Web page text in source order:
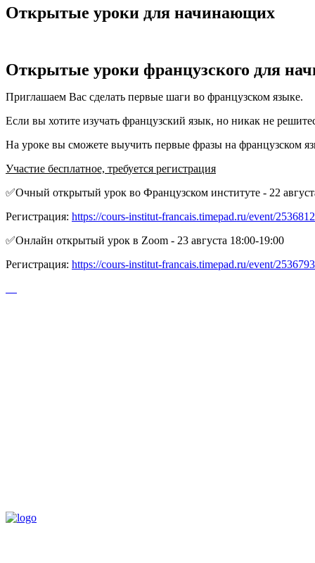
Открытые уроки для начинающих
Открытые уроки французского для
Приглашаем Вас сделать первые шаги во французском языке.
Если вы хотите изучать французский язык, но никак не
На уроке вы сможете выучить первые фразы на французском
Участие бесплатное, требуется регистрация
✅Очный открытый урок во Французском институте - 22
Регистрация: https://cours-institut-francais.timepad.ru/event/
✅Онлайн открытый урок в Zoom - 23 августа 18:00-19:00
Регистрация: https://cours-institut-francais.timepad.ru/event/